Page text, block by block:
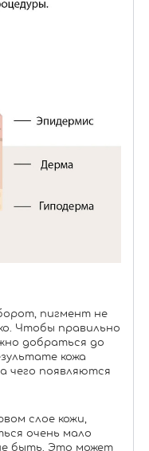
пигмент не
Чтобы правильно
добраться до
кожа
чего появляются
слое кожи,
очень мало
быть. Это может